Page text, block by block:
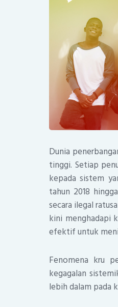
Dunia
tinggi. Setiap
kepada sistem
tahun 2018
secara ilegal
kini menghadapi
efektif untuk
Fenomena kru
kegagalan
lebih dalam pada